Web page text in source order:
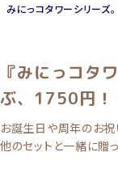
す。
ど
か
い
よ
みにっコタワーシリーズ。
『みにっコタ
ぶ、1750円！
お誕生日や周年のお
他のセットと一緒に贈